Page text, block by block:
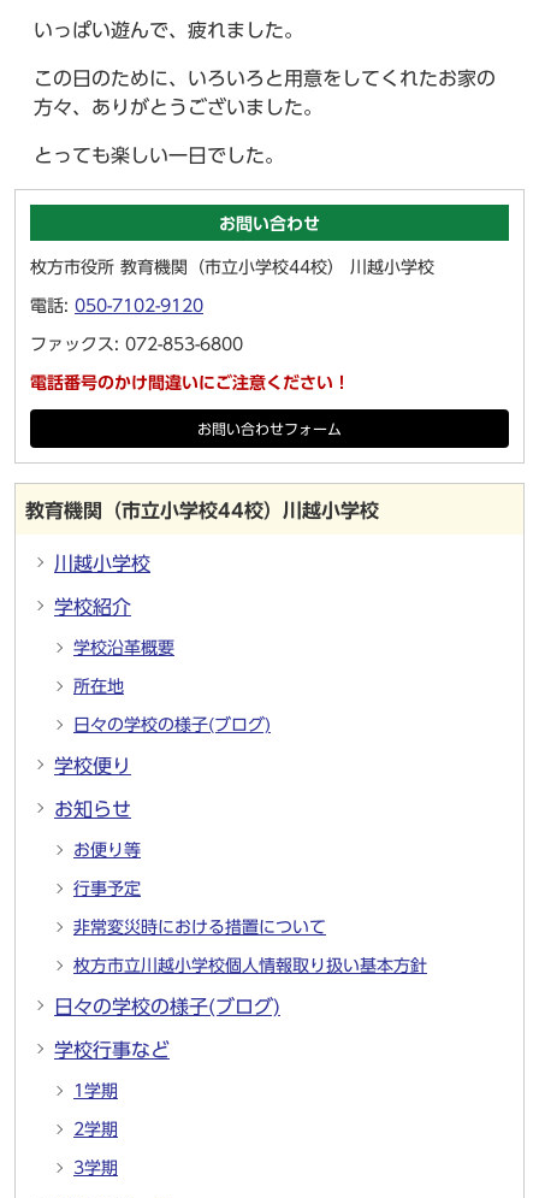
いっぱい遊んで、疲れました。
この日のために、いろいろと用意をしてくれたお家の
方々、ありがとうございました。
とっても楽しい一日でした。
お問い合わせ
枚方市役所 教育機関（市立小学校44校） 川越小学校
電話: 050-7102-9120
ファックス: 072-853-6800
電話番号のかけ間違いにご注意ください！
お問い合わせフォーム
教育機関（市立小学校44校）川越小学校
川越小学校
学校紹介
学校沿革概要
所在地
日々の学校の様子(ブログ)
学校便り
お知らせ
お便り等
行事予定
非常変災時における措置について
枚方市立川越小学校個人情報取り扱い基本方針
日々の学校の様子(ブログ)
学校行事など
1学期
2学期
3学期